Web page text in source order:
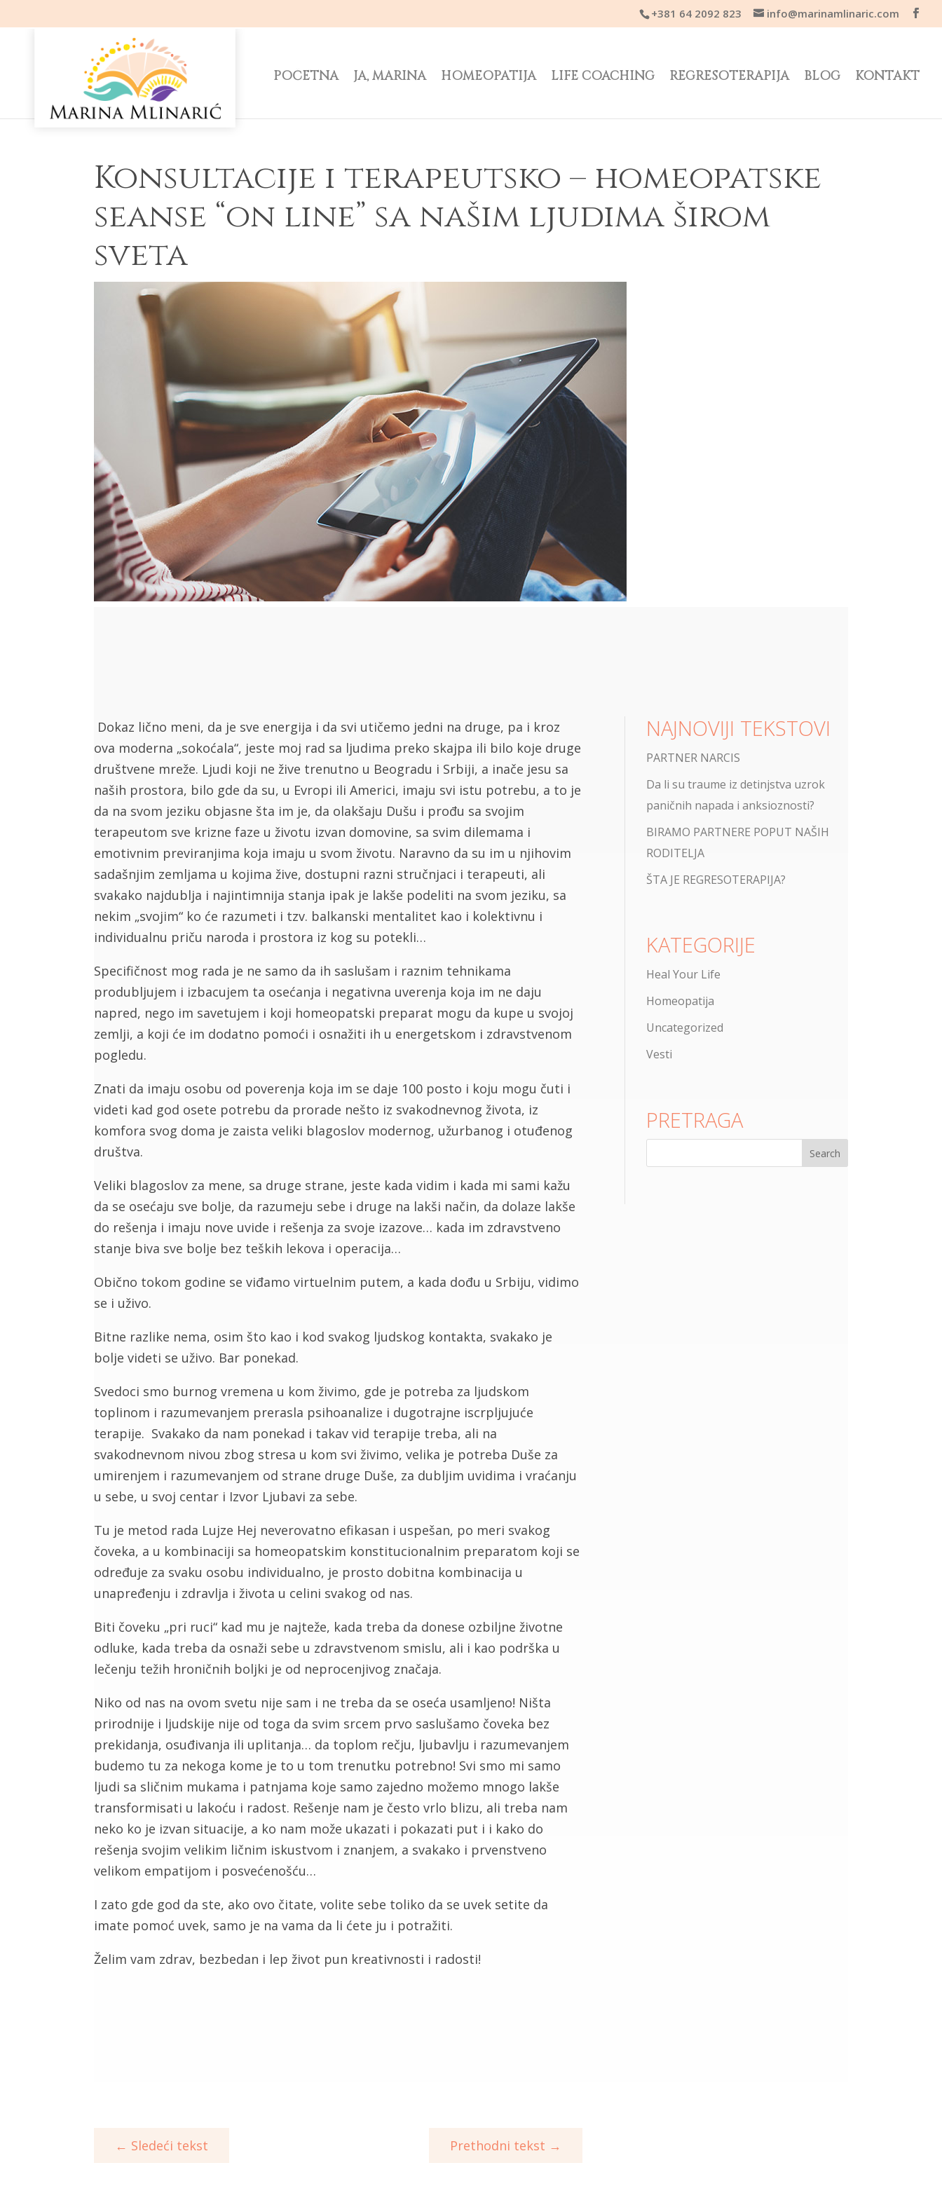
+381 64 2092 823 info@marinamlinaric.com
POČETNA JA, MARINA HOMEOPATIJA LIFE COACHING REGRESOTERAPIJA BLOG KONTAKT
Konsultacije i terapeutsko – homeopatske
seanse “on line” sa našim ljudima širom
sveta
Dokaz lično meni, da je sve energija i da svi utičemo jedni na druge, pa i kroz
ova moderna „sokoćala“, jeste moj rad sa ljudima preko skajpa ili bilo koje druge
društvene mreže. Ljudi koji ne žive trenutno u Beogradu i Srbiji, a inače jesu sa
naših prostora, bilo gde da su, u Evropi ili Americi, imaju svi istu potrebu, a to je
da na svom jeziku objasne šta im je, da olakšaju Dušu i prođu sa svojim
terapeutom sve krizne faze u životu izvan domovine, sa svim dilemama i
emotivnim previranjima koja imaju u svom životu. Naravno da su im u njihovim
sadašnjim zemljama u kojima žive, dostupni razni stručnjaci i terapeuti, ali
svakako najdublja i najintimnija stanja ipak je lakše podeliti na svom jeziku, sa
nekim „svojim“ ko će razumeti i tzv. balkanski mentalitet kao i kolektivnu i
individualnu priču naroda i prostora iz kog su potekli…
Specifičnost mog rada je ne samo da ih saslušam i raznim tehnikama
produbljujem i izbacujem ta osećanja i negativna uverenja koja im ne daju
napred, nego im savetujem i koji homeopatski preparat mogu da kupe u svojoj
zemlji, a koji će im dodatno pomoći i osnažiti ih u energetskom i zdravstvenom
pogledu.
Znati da imaju osobu od poverenja koja im se daje 100 posto i koju mogu čuti i
videti kad god osete potrebu da prorade nešto iz svakodnevnog života, iz
komfora svog doma je zaista veliki blagoslov modernog, užurbanog i otuđenog
društva.
Veliki blagoslov za mene, sa druge strane, jeste kada vidim i kada mi sami kažu
da se osećaju sve bolje, da razumeju sebe i druge na lakši način, da dolaze lakše
do rešenja i imaju nove uvide i rešenja za svoje izazove… kada im zdravstveno
stanje biva sve bolje bez teških lekova i operacija…
Obično tokom godine se viđamo virtuelnim putem, a kada dođu u Srbiju, vidimo
se i uživo.
Bitne razlike nema, osim što kao i kod svakog ljudskog kontakta, svakako je
bolje videti se uživo. Bar ponekad.
Svedoci smo burnog vremena u kom živimo, gde je potreba za ljudskom
toplinom i razumevanjem prerasla psihoanalize i dugotrajne iscrpljujuće
terapije. Svakako da nam ponekad i takav vid terapije treba, ali na
svakodnevnom nivou zbog stresa u kom svi živimo, velika je potreba Duše za
umirenjem i razumevanjem od strane druge Duše, za dubljim uvidima i vraćanju
u sebe, u svoj centar i Izvor Ljubavi za sebe.
Tu je metod rada Lujze Hej neverovatno efikasan i uspešan, po meri svakog
čoveka, a u kombinaciji sa homeopatskim konstitucionalnim preparatom koji se
određuje za svaku osobu individualno, je prosto dobitna kombinacija u
unapređenju i zdravlja i života u celini svakog od nas.
Biti čoveku „pri ruci“ kad mu je najteže, kada treba da donese ozbiljne životne
odluke, kada treba da osnaži sebe u zdravstvenom smislu, ali i kao podrška u
lečenju težih hroničnih boljki je od neprocenjivog značaja.
Niko od nas na ovom svetu nije sam i ne treba da se oseća usamljeno! Ništa
prirodnije i ljudskije nije od toga da svim srcem prvo saslušamo čoveka bez
prekidanja, osuđivanja ili uplitanja… da toplom rečju, ljubavlju i razumevanjem
budemo tu za nekoga kome je to u tom trenutku potrebno! Svi smo mi samo
ljudi sa sličnim mukama i patnjama koje samo zajedno možemo mnogo lakše
transformisati u lakoću i radost. Rešenje nam je često vrlo blizu, ali treba nam
neko ko je izvan situacije, a ko nam može ukazati i pokazati put i i kako do
rešenja svojim velikim ličnim iskustvom i znanjem, a svakako i prvenstveno
velikom empatijom i posvećenošću…
I zato gde god da ste, ako ovo čitate, volite sebe toliko da se uvek setite da
imate pomoć uvek, samo je na vama da li ćete ju i potražiti.
Želim vam zdrav, bezbedan i lep život pun kreativnosti i radosti!
NAJNOVIJI TEKSTOVI
PARTNER NARCIS
Da li su traume iz detinjstva uzrok
paničnih napada i anksioznosti?
BIRAMO PARTNERE POPUT NAŠIH
RODITELJA
ŠTA JE REGRESOTERAPIJA?
KATEGORIJE
Heal Your Life
Homeopatija
Uncategorized
Vesti
PRETRAGA
← Sledeći tekst Prethodni tekst →